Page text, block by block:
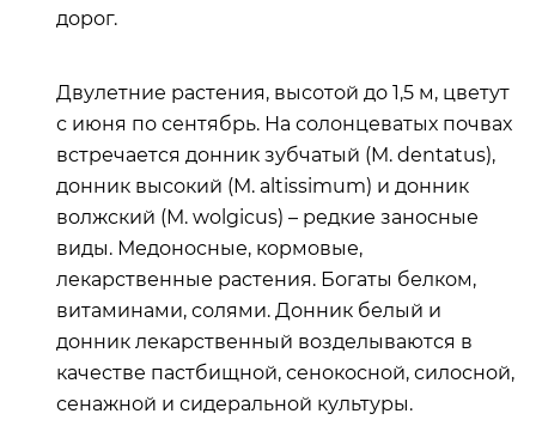
дорог.
Двулетние растения, высотой до 1,5 м, цветут
с июня по сентябрь. На солонцеватых почвах
встречается донник зубчатый (M. dentatus),
донник высокий (M. altissimum) и донник
волжский (M. wolgicus) – редкие заносные
виды. Медоносные, кормовые,
лекарственные растения. Богаты белком,
витаминами, солями. Донник белый и
донник лекарственный возделываются в
качестве пастбищной, сенокосной, силосной,
сенажной и сидеральной культуры.